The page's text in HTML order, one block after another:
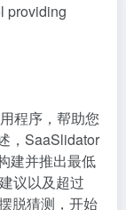
providing
程序，帮助您
，SaaSlidator
建并推出最低
议以及超过
脱猜测，开始